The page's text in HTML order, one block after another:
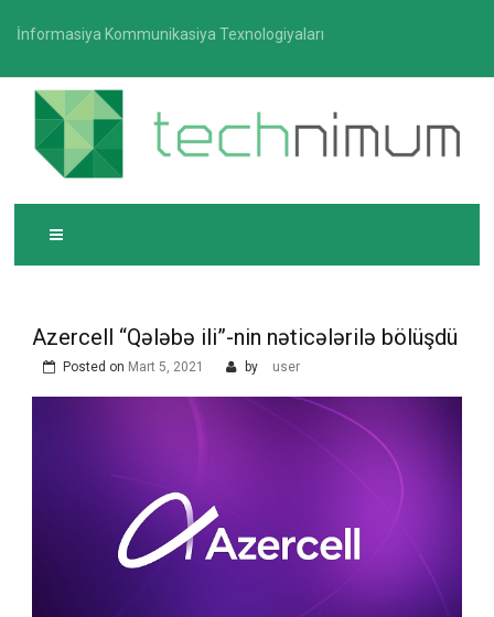
İnformasiya Kommunikasiya Texnologiyaları
TECHNIMUM
İnformasiya-kommunikasiya texnologiyaları üzrə
media platforması
Azercell “Qələbə ili”-nin nəticələrilə bölüşdü
Posted on Mart 5, 2021 by user